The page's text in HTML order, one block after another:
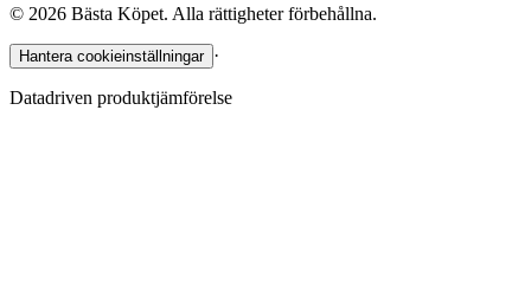
© 2026 Bästa Köpet. Alla rättigheter förbehållna.
Hantera cookieinställningar ·
Datadriven produktjämförelse